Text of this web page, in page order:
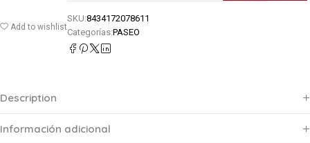
Add to wishlist
SKU:8434172078611
Categorías:PASEO
Description
Información adicional